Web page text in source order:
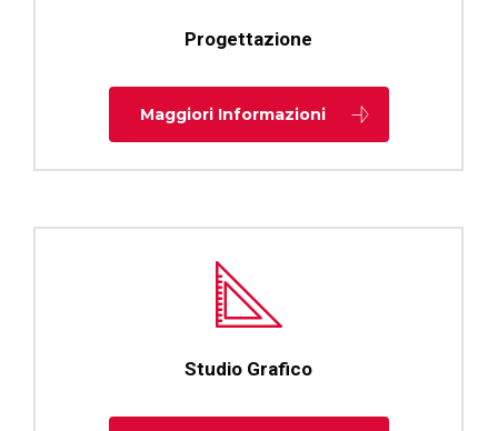
Progettazione
Maggiori Informazioni
Studio Grafico